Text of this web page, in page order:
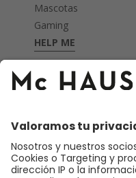
Mascotas
Gaming
HELP ME
FAQ's
Garantía
Privacidad
CONTACTO
Atención telefonica